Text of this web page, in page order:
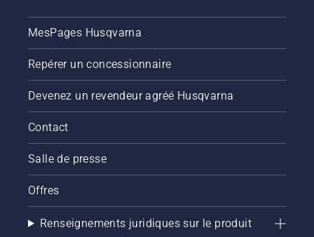
MesPages Husqvarna
Repérer un concessionnaire
Devenez un revendeur agréé Husqvarna
Contact
Salle de presse
Offres
Renseignements juridiques sur le produit